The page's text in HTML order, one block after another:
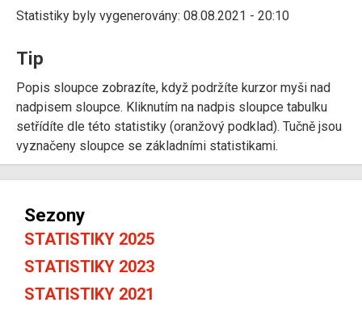
Statistiky byly vygenerovány: 08.08.2021 - 20:10
Tip
Popis sloupce zobrazíte, když podržíte kurzor myši nad
nadpisem sloupce. Kliknutím na nadpis sloupce tabulku
setřídíte dle této statistiky (oranžový podklad). Tučně jsou
vyznačeny sloupce se základními statistikami.
Sezony
STATISTIKY 2025
STATISTIKY 2023
STATISTIKY 2021